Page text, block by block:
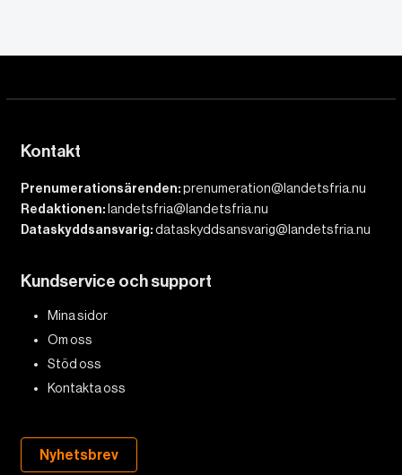
Kontakt
Prenumerationsärenden:prenumeration@landetsfria.nu
Redaktionen: landetsfria@landetsfria.nu
Dataskyddsansvarig:dataskyddsansvarig@landetsfria.nu
Kundservice och support
Mina sidor
Om oss
Stöd oss
Kontakta oss
Nyhetsbrev